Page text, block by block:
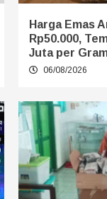
Harga Emas
Rp50.000,
Juta per
06/08/2026